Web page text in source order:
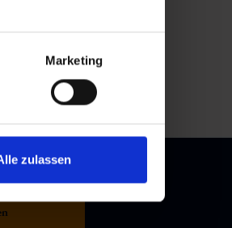
Marketing
zulassen